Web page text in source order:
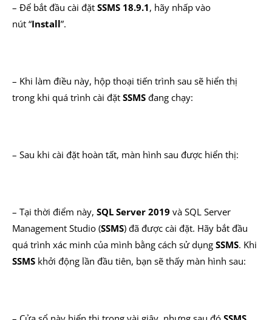
– Để bắt đầu cài đặt SSMS 18.9.1, hãy nhấp vào
nút “Install”.
– Khi làm điều này, hộp thoại tiến trình sau sẽ hiển thị
trong khi quá trình cài đặt SSMS đang chạy:
– Sau khi cài đặt hoàn tất, màn hình sau được hiển thị:
– Tại thời điểm này, SQL Server 2019 và SQL Server
Management Studio (SSMS) đã được cài đặt. Hãy bắt đầu
quá trình xác minh của mình bằng cách sử dụng SSMS. Khi
SSMS khởi động lần đầu tiên, bạn sẽ thấy màn hình sau: